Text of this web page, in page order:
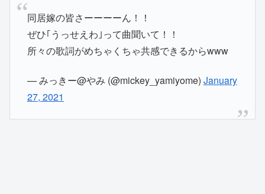
同居嫁の皆さーーーーん！！
ぜひ｢うっせえわ｣って曲聞いて！！
所々の歌詞がめちゃくちゃ共感できるからwww
— みっきー@やみ (@mickey_yamiyome) January
27, 2021